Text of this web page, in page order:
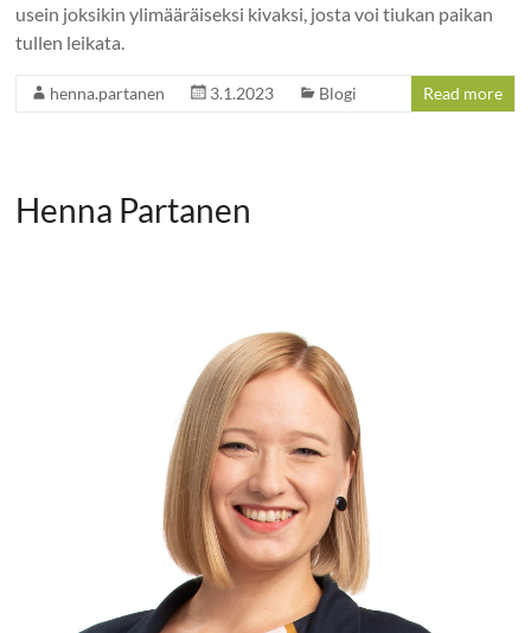
usein joksikin ylimääräiseksi kivaksi, josta voi tiukan paikan
tullen leikata.
henna.partanen 3.1.2023 Blogi Read more
Henna Partanen